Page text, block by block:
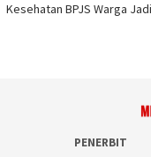
Kesehatan BPJS Warga
PENERBIT